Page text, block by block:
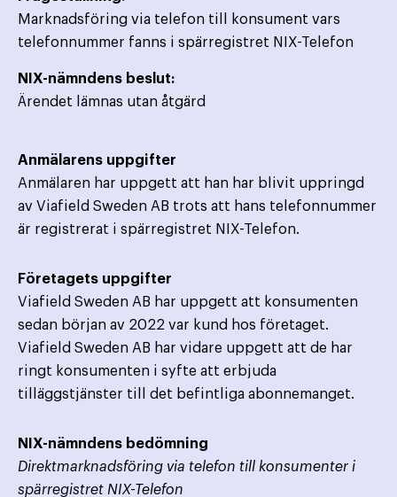
Marknadsföring via telefon till konsument vars
telefonnummer fanns i spärregistret NIX-Telefon
NIX-nämndens beslut:
Ärendet lämnas utan åtgärd
Anmälarens uppgifter
Anmälaren har uppgett att han har blivit uppringd
av Viafield Sweden AB trots att hans telefonnummer
är registrerat i spärregistret NIX-Telefon.
Företagets uppgifter
Viafield Sweden AB har uppgett att konsumenten
sedan början av 2022 var kund hos företaget.
Viafield Sweden AB har vidare uppgett att de har
ringt konsumenten i syfte att erbjuda
tilläggstjänster till det befintliga abonnemanget.
NIX-nämndens bedömning
Direktmarknadsföring via telefon till konsumenter i
spärregistret NIX-Telefon